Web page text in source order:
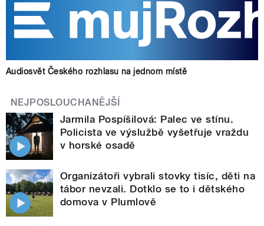
Audiosvět Českého rozhlasu na jednom místě
NEJPOSLOUCHANĚJŠÍ
Jarmila Pospíšilová: Palec ve stínu.
Policista ve výslužbě vyšetřuje vraždu
v horské osadě
Organizátoři vybrali stovky tisíc, děti na
tábor nevzali. Dotklo se to i dětského
domova v Plumlově